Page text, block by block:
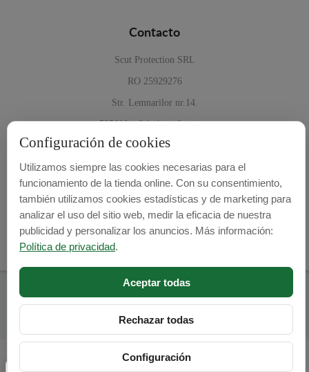
Contacto
Scut Protection SRL
RO 25929276
Str. Lemnarilor nr.14.
535600 - Odorheiu Secuiesc
Harghita, Romania
E-mail: info@cubrecarter.com
Site: www.cubrecarter.com
Cubre Carter -© 2026
Configuración de cookies
Utilizamos siempre las cookies necesarias para el
funcionamiento de la tienda online. Con su consentimiento,
también utilizamos cookies estadísticas y de marketing para
analizar el uso del sitio web, medir la eficacia de nuestra
publicidad y personalizar los anuncios. Más información:
Política de privacidad.
Aceptar todas
Rechazar todas
Configuración